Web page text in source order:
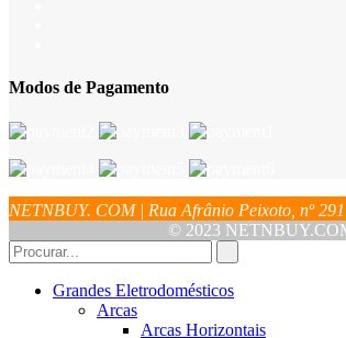
Modos de Pagamento
NETNBUY. COM | Rua Afrânio Peixoto, nº
© 2023
Grandes Eletrodomésticos
Arcas
Arcas Horizontais